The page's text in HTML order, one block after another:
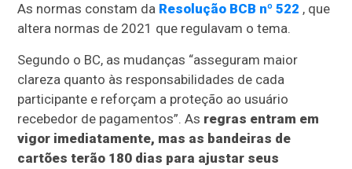
As normas constam da Resolução BCB nº 522 , que
altera normas de 2021 que regulavam o tema.
Segundo o BC, as mudanças “asseguram maior
clareza quanto às responsabilidades de cada
participante e reforçam a proteção ao usuário
recebedor de pagamentos”. As regras entram em
vigor imediatamente, mas as bandeiras de
cartões terão 180 dias para ajustar seus